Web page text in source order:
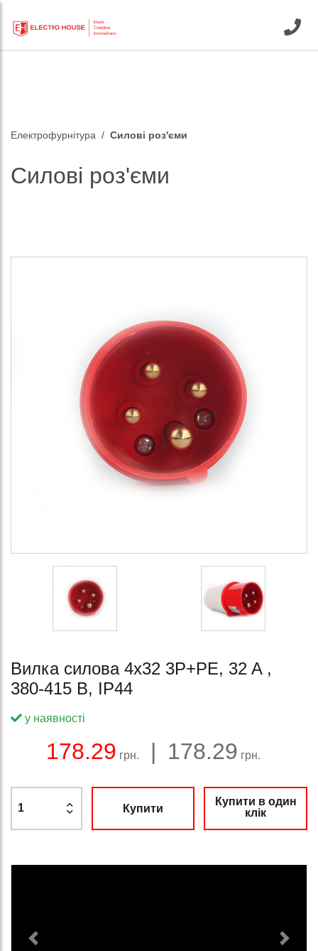
Електрофурнітура Силові роз'єми
Силові роз'єми
Вилка силова 4x32 3P+PE, 32 A ,
380-415 В, IP44
Баланс:
у наявності
178.29 грн. | 178.29 грн.
Купити
Купити в один
клік
Previous Next